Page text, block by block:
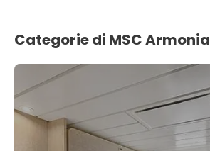
Categorie di MSC Armonia